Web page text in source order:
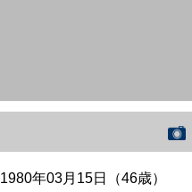
1980年03月15日（46歳）